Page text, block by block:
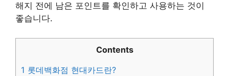
해지 전에 남은 포인트를 확인하고 사용하는 것이
좋습니다.
Contents
1 롯데백화점 현대카드란?